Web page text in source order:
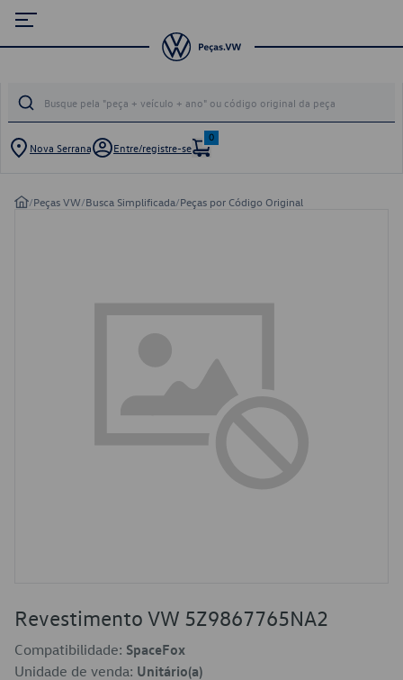
Nova Serrana Entre/registre-se
0
/Peças VW/Busca Simplificada/Peças por Código Original
Revestimento VW 5Z9867765NA2
Compatibilidade: SpaceFox
Unidade de venda: Unitário(a)